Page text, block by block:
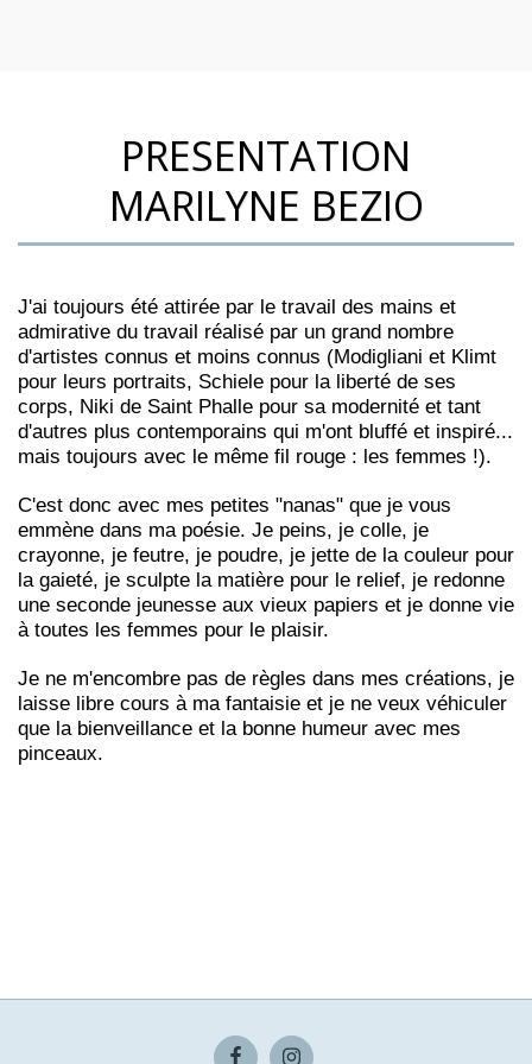
PRESENTATION
MARILYNE BEZIO
J'ai toujours été attirée par le travail des mains et
admirative du travail réalisé par un grand nombre
d'artistes connus et moins connus (Modigliani et Klimt
pour leurs portraits, Schiele pour la liberté de ses
corps, Niki de Saint Phalle pour sa modernité et tant
d'autres plus contemporains qui m'ont bluffé et inspiré...
mais toujours avec le même fil rouge : les femmes !).
C'est donc avec mes petites "nanas" que je vous
emmène dans ma poésie. Je peins, je colle, je
crayonne, je feutre, je poudre, je jette de la couleur pour
la gaieté, je sculpte la matière pour le relief, je redonne
une seconde jeunesse aux vieux papiers et je donne vie
à toutes les femmes pour le plaisir.
Je ne m'encombre pas de règles dans mes créations, je
laisse libre cours à ma fantaisie et je ne veux véhiculer
que la bienveillance et la bonne humeur avec mes
pinceaux.